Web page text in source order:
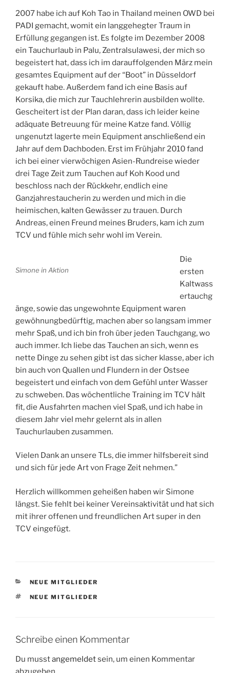
2007 habe ich auf Koh Tao in Thailand meinen OWD bei
PADI gemacht, womit ein langgehegter Traum in
Erfüllung gegangen ist. Es folgte im Dezember 2008
ein Tauchurlaub in Palu, Zentralsulawesi, der mich so
begeistert hat, dass ich im darauffolgenden März mein
gesamtes Equipment auf der “Boot” in Düsseldorf
gekauft habe. Außerdem fand ich eine Basis auf
Korsika, die mich zur Tauchlehrerin ausbilden wollte.
Gescheitert ist der Plan daran, dass ich leider keine
adäquate Betreuung für meine Katze fand. Völlig
ungenutzt lagerte mein Equipment anschließend ein
Jahr auf dem Dachboden. Erst im Frühjahr 2010 fand
ich bei einer vierwöchigen Asien-Rundreise wieder
drei Tage Zeit zum Tauchen auf Koh Kood und
beschloss nach der Rückkehr, endlich eine
Ganzjahrestaucherin zu werden und mich in die
heimischen, kalten Gewässer zu trauen. Durch
Andreas, einen Freund meines Bruders, kam ich zum
TCV und fühle mich sehr wohl im Verein.
Simone in Aktion
Die
ersten
Kaltwass
ertauchg
änge, sowie das ungewohnte Equipment waren
gewöhnungbedürftig, machen aber so langsam immer
mehr Spaß, und ich bin froh über jeden Tauchgang, wo
auch immer. Ich liebe das Tauchen an sich, wenn es
nette Dinge zu sehen gibt ist das sicher klasse, aber ich
bin auch von Quallen und Flundern in der Ostsee
begeistert und einfach von dem Gefühl unter Wasser
zu schweben. Das wöchentliche Training im TCV hält
fit, die Ausfahrten machen viel Spaß, und ich habe in
diesem Jahr viel mehr gelernt als in allen
Tauchurlauben zusammen.
Vielen Dank an unsere TLs, die immer hilfsbereit sind
und sich für jede Art von Frage Zeit nehmen.”
Herzlich willkommen geheißen haben wir Simone
längst. Sie fehlt bei keiner Vereinsaktivität und hat sich
mit ihrer offenen und freundlichen Art super in den
TCV eingefügt.
KATEGORIEN
NEUE MITGLIEDER
SCHLAGWÖRTER
NEUE MITGLIEDER
Schreibe einen Kommentar
Du musstangemeldetsein, um einen Kommentar